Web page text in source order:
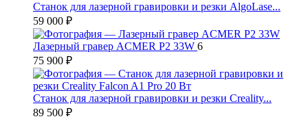
Станок для лазерной гравировки и резки AlgoLase...
59 000 ₽
Лазерный гравер ACMER P2 33W 6
75 900 ₽
Станок для лазерной гравировки и резки Creality...
89 500 ₽